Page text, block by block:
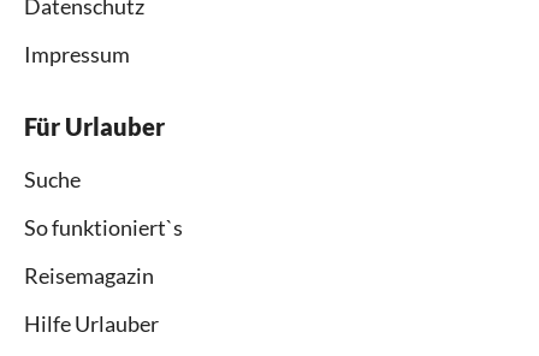
Datenschutz
Impressum
Für Urlauber
Suche
So funktioniert`s
Reisemagazin
Hilfe Urlauber